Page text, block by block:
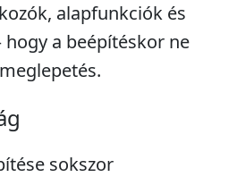
alapfunkciók és
hogy a beépítéskor ne
sokszor